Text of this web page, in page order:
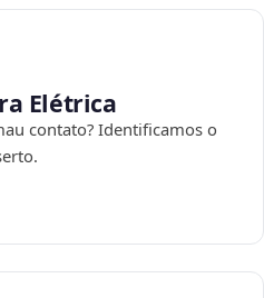
Elétrica
contato? Identificamos o